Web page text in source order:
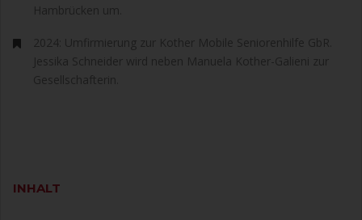
Hambrücken um.
2024: Umfirmierung zur Kother Mobile Seniorenhilfe GbR.
Jessika Schneider wird neben Manuela Kother-Galieni zur
Gesellschafterin.
INHALT